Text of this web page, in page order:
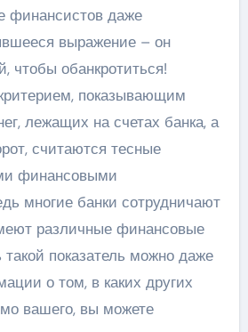
финансистов даже
выражение – он
чтобы обанкротиться!
показывающим
лежащих на счетах банка, а
считаются тесные
финансовыми
многие банки сотрудничают
различные финансовые
показатель можно даже
о том, в каких других
вашего, вы можете